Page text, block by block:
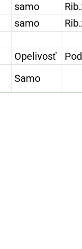
samo
samo
Opelivosť
Samo